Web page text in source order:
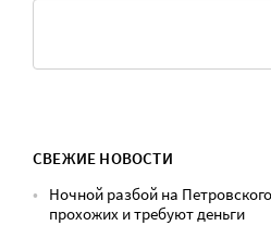
СВЕЖИЕ НОВОСТИ
Ночной разбой на
прохожих и требуют деньги